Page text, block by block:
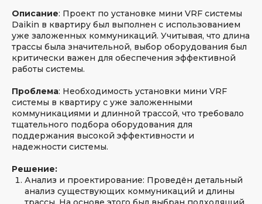
Описание: Проект по установке мини VRF системы
Daikin в квартиру был выполнен с использованием
уже заложенных коммуникаций. Учитывая, что длина
трассы была значительной, выбор оборудования был
критически важен для обеспечения эффективной
работы системы.
Проблема: Необходимость установки мини VRF
системы в квартиру с уже заложенными
коммуникациями и длинной трассой, что требовало
тщательного подбора оборудования для
поддержания высокой эффективности и
надежности системы.
Решение:
Анализ и проектирование: Проведён детальный
анализ существующих коммуникаций и длины